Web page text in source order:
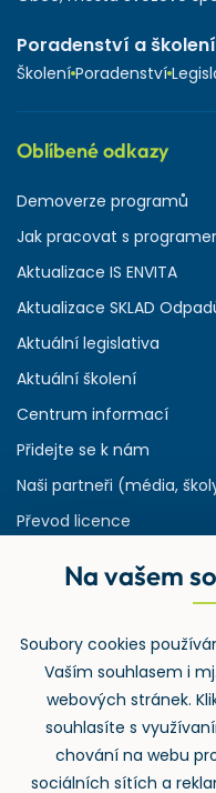
Poradenství a školení
Školení Poradenství
Oblíbené odkazy
Demoverze programů
Jak pracovat s
Aktualizace IS ENVITA
Aktualizace SKLAD
Aktuální legislativa
Aktuální školení
Centrum informací
Přidejte se k nám
Naši partneři (média,
Převod licence
Rejstřík používaných
Zpětný odběr
Na vašem
Soubory cookies
Vaším souhlasem i
webových stránek.
souhlasíte s
chování na webu
sociálních sítích a